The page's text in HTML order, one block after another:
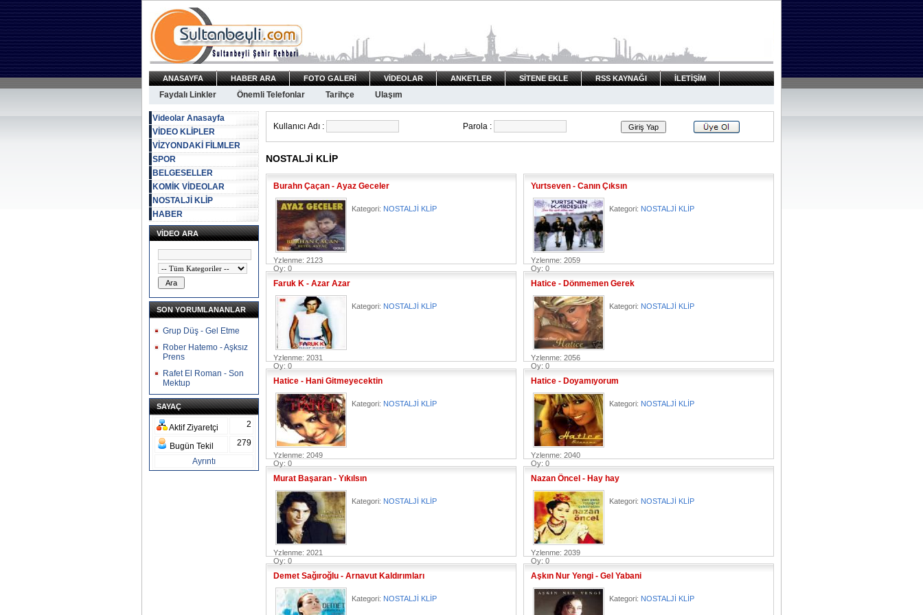
ANASAYFA HABER ARA FOTO GALERİ VİDEOLAR ANKETLER SİTENE EKLE RSS KAYNAĞI İLETİŞİM
Faydalı Linkler Önemli Telefonlar Tarihçe Ulaşım
Videolar Anasayfa
VİDEO KLİPLER
VİZYONDAKİ FİLMLER
SPOR
BELGESELLER
KOMİK VİDEOLAR
NOSTALJİ KLİP
HABER
VİDEO ARA
SON YORUMLANANLAR
Grup Düş - Gel Etme
Rober Hatemo - Aşksız
Prens
Rafet El Roman - Son
Mektup
SAYAÇ
Aktif Ziyaretçi 2
Bugün Tekil
279
Ayrıntı
Kullanıcı Adı : Parola :
NOSTALJİ KLİP
Burahn Çaçan - Ayaz Geceler
Kategori: NOSTALJİ KLİP
Yzlenme: 2123
Oy: 0
Yurtseven - Canın Çıksın
Kategori: NOSTALJİ KLİP
Yzlenme: 2059
Oy: 0
Faruk K - Azar Azar
Kategori: NOSTALJİ KLİP
Yzlenme: 2031
Oy: 0
Hatice - Dönmemen Gerek
Kategori: NOSTALJİ KLİP
Yzlenme: 2056
Oy: 0
Hatice - Hani Gitmeyecektin
Kategori: NOSTALJİ KLİP
Yzlenme: 2049
Oy: 0
Hatice - Doyamıyorum
Kategori: NOSTALJİ KLİP
Yzlenme: 2040
Oy: 0
Murat Başaran - Yıkılsın
Kategori: NOSTALJİ KLİP
Yzlenme: 2021
Oy: 0
Nazan Öncel - Hay hay
Kategori: NOSTALJİ KLİP
Yzlenme: 2039
Oy: 0
Demet Sağıroğlu - Arnavut Kaldırımları
Kategori: NOSTALJİ KLİP
Aşkın Nur Yengi - Gel Yabani
Kategori: NOSTALJİ KLİP